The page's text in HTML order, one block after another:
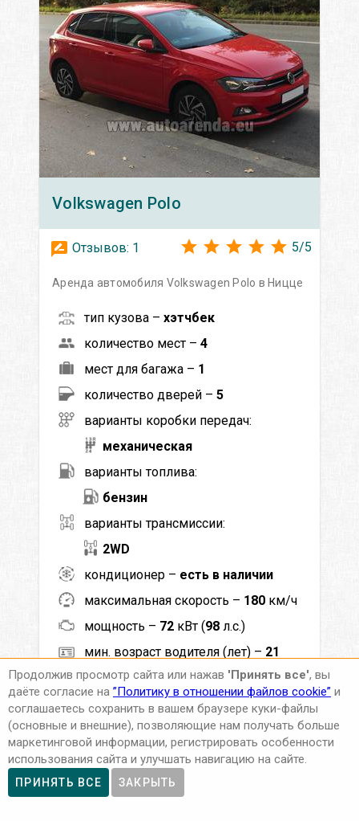
Volkswagen Polo
Отзывов: 1 5/5
Аренда автомобиля Volkswagen Polo в Ницце
тип кузова – хэтчбек
количество мест – 4
мест для багажа – 1
количество дверей – 5
варианты коробки передач:
механическая
варианты топлива:
бензин
варианты трансмиссии:
2WD
кондиционер – есть в наличии
максимальная скорость – 180 км/ч
мощность – 72 кВт (98 л.с.)
мин. возраст водителя (лет) – 21
мин. стаж вождения (лет) –2
выбросы CO2–108 г/км
ACRISS –DCAR
Класс –Эконом Хэтчбек
Продолжив просмотр сайта или нажав 'Принять все', вы
даёте согласие на ”Политику в отношении файлов cookie” и
соглашаетесь сохранить в вашем браузере куки-файлы
(основные и внешние), позволяющие нам получать больше
маркетинговой информации, регистрировать особенности
использования сайта и улучшать навигацию на сайте.
ПРИНЯТЬ ВСЕ ЗАКРЫТЬ